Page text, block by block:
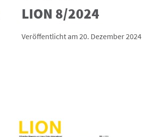
LION 8/2024
Veröffentlicht am 20. Dezember 2024